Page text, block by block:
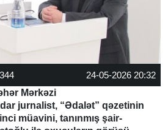
24-05-2026 20:32
Mərkəzi
jurnalist, “Ədalət” qəzetinin
müavini, tanınmış şair-